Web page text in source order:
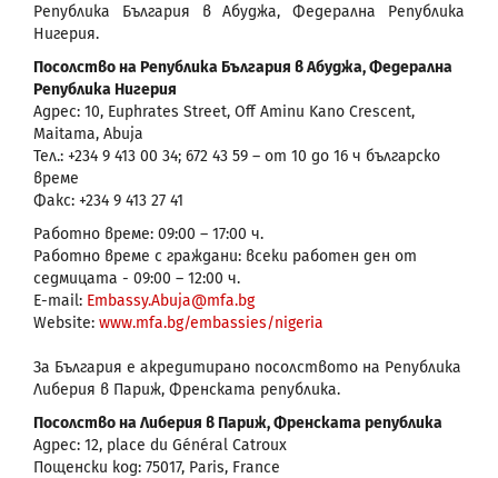
Република България в Абуджа, Федерална Република
Нигерия.
Посолство на Република България в Абуджа, Федерална
Република Нигерия
Адрес: 10, Euphrates Street, Off Aminu Kano Crescent,
Maitama, Abuja
Тел.: +234 9 413 00 34; 672 43 59 – от 10 до 16 ч българско
време
Факс: +234 9 413 27 41
Работно време: 09:00 – 17:00 ч.
Работно време с граждани: всеки работен ден от
седмицата - 09:00 – 12:00 ч.
E-mail: Embassy.Abuja@mfa.bg
Website: www.mfa.bg/embassies/nigeria
За България е акредитирано посолството на Република
Либерия в Париж, Френската република.
Посолство на Либерия в Париж, Френската република
Адрес: 12, place du Général Catroux
Пощенски код: 75017, Paris, France